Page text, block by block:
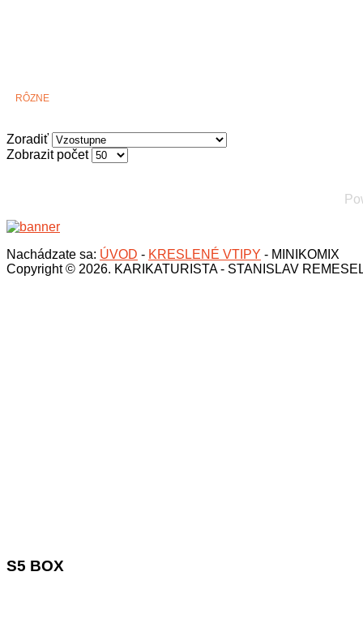
RÔZNE
Zoradiť
Zobrazit počet
Nachádzate sa: ÚVOD - KRESLENÉ VTIPY - MINIKOMIX
Copyright © 2026. KARIKATURISTA - STANISLAV
S5 BOX